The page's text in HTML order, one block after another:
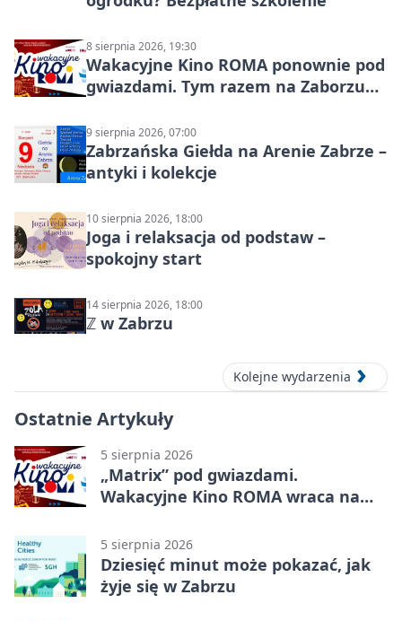
8 sierpnia 2026, 19:30
Wakacyjne Kino ROMA ponownie pod
gwiazdami. Tym razem na Zaborzu
9 sierpnia 2026, 07:00
Zabrzańska Giełda na Arenie Zabrze –
antyki i kolekcje
10 sierpnia 2026, 18:00
Joga i relaksacja od podstaw –
spokojny start
14 sierpnia 2026, 18:00
ℤ w Zabrzu
Kolejne wydarzenia
Ostatnie Artykuły
5 sierpnia 2026
„Matrix” pod gwiazdami.
Wakacyjne Kino ROMA wraca na
5 sierpnia 2026
Dziesięć minut może pokazać, jak
żyje się w Zabrzu